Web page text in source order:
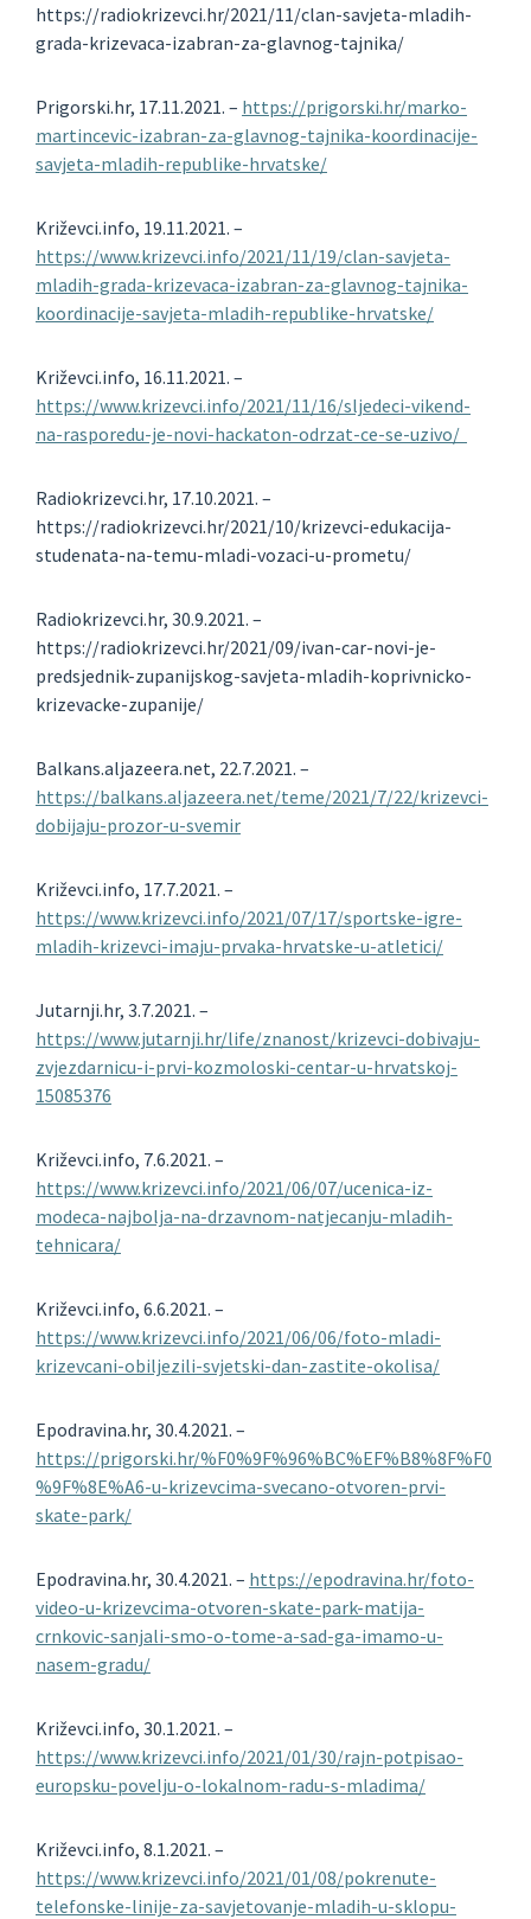
https://radiokrizevci.hr/2021/11/clan-savjeta-mladih-
grada-krizevaca-izabran-za-glavnog-tajnika/
Prigorski.hr, 17.11.2021. – https://prigorski.hr/marko-
martincevic-izabran-za-glavnog-tajnika-koordinacije-
savjeta-mladih-republike-hrvatske/
Križevci.info, 19.11.2021. –
https://www.krizevci.info/2021/11/19/clan-savjeta-
mladih-grada-krizevaca-izabran-za-glavnog-tajnika-
koordinacije-savjeta-mladih-republike-hrvatske/
Križevci.info, 16.11.2021. –
https://www.krizevci.info/2021/11/16/sljedeci-vikend-
na-rasporedu-je-novi-hackaton-odrzat-ce-se-uzivo/
Radiokrizevci.hr, 17.10.2021. –
https://radiokrizevci.hr/2021/10/krizevci-edukacija-
studenata-na-temu-mladi-vozaci-u-prometu/
Radiokrizevci.hr, 30.9.2021. –
https://radiokrizevci.hr/2021/09/ivan-car-novi-je-
predsjednik-zupanijskog-savjeta-mladih-koprivnicko-
krizevacke-zupanije/
Balkans.aljazeera.net, 22.7.2021. –
https://balkans.aljazeera.net/teme/2021/7/22/krizevci-
dobijaju-prozor-u-svemir
Križevci.info, 17.7.2021. –
https://www.krizevci.info/2021/07/17/sportske-igre-
mladih-krizevci-imaju-prvaka-hrvatske-u-atletici/
Jutarnji.hr, 3.7.2021. –
https://www.jutarnji.hr/life/znanost/krizevci-dobivaju-
zvjezdarnicu-i-prvi-kozmoloski-centar-u-hrvatskoj-
15085376
Križevci.info, 7.6.2021. –
https://www.krizevci.info/2021/06/07/ucenica-iz-
modeca-najbolja-na-drzavnom-natjecanju-mladih-
tehnicara/
Križevci.info, 6.6.2021. –
https://www.krizevci.info/2021/06/06/foto-mladi-
krizevcani-obiljezili-svjetski-dan-zastite-okolisa/
Epodravina.hr, 30.4.2021. –
https://prigorski.hr/%F0%9F%96%BC%EF%B8%8F%F0
%9F%8E%A6-u-krizevcima-svecano-otvoren-prvi-
skate-park/
Epodravina.hr, 30.4.2021. – https://epodravina.hr/foto-
video-u-krizevcima-otvoren-skate-park-matija-
crnkovic-sanjali-smo-o-tome-a-sad-ga-imamo-u-
nasem-gradu/
Križevci.info, 30.1.2021. –
https://www.krizevci.info/2021/01/30/rajn-potpisao-
europsku-povelju-o-lokalnom-radu-s-mladima/
Križevci.info, 8.1.2021. –
https://www.krizevci.info/2021/01/08/pokrenute-
telefonske-linije-za-savjetovanje-mladih-u-sklopu-